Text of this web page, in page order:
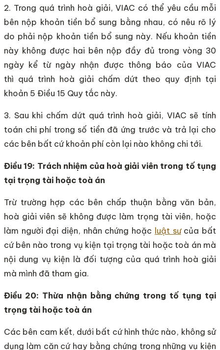
2. Trong quá trình hoà giải, VIAC có thể yêu cầu mỗi
bên nộp khoản tiền bổ sung bằng nhau, có nêu rõ lý
do phải nộp khoản tiền bổ sung này. Nếu khoản tiền
này không được hai bên nộp đầy đủ trong vòng 30
ngày kể từ ngày nhận được thông báo của VIAC
thì quá trình hoà giải chấm dứt theo quy định tại
khoản 5 Điều 15 Quy tắc này.
3. Sau khi chấm dứt quá trình hoà giải, VIAC sẽ tính
toán chi phí trong số tiền đã ứng trước và trả lại cho
các bên bất cứ khoản phí còn lại nào không chi tới.
Điều 19: Trách nhiệm của hoà giải viên trong tố tụng
tại trọng tài hoặc toà án
Trừ trường hợp các bên chấp thuận bằng văn bản,
hoà giải viên sẽ không được làm trọng tài viên, hoặc
làm người đại diện, nhân chứng hoặc luật sưcủa bất
cứ bên nào trong vụ kiện tại trọng tài hoặc toà án mà
nội dung vụ kiện là đối tượng của quá trình hoà giải
mà mình đã tham gia.
Điều 20: Thừa nhận bằng chứng trong tố tụng tại
trọng tài hoặc toà án
Các bên cam kết, dưới bất cứ hình thức nào, không sử
dụng làm căn cứ hay bằng chứng trong những vụ kiện